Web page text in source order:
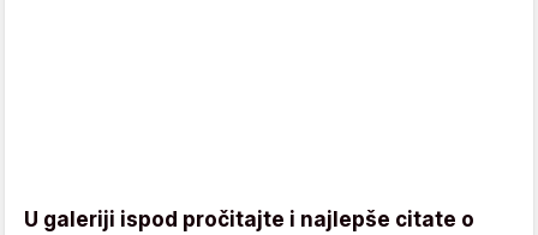
U galeriji ispod pročitajte i najlepše citate o